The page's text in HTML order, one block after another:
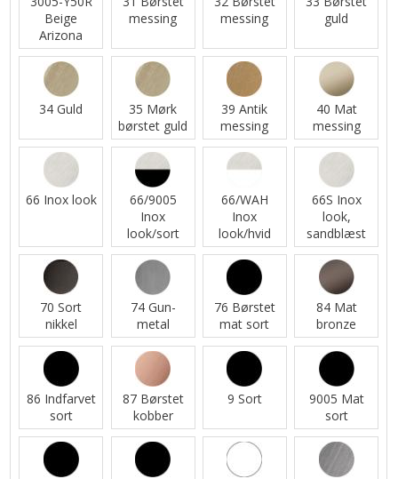
Beige
Arizona
messing
messing
guld
34 Guld
35 Mørk
børstet guld
39 Antik
messing
40 Mat
messing
66 Inox look
66/9005
Inox
look/sort
66/WAH
Inox
look/hvid
66S Inox
look,
sandblæst
70 Sort
nikkel
74 Gun-
metal
76 Børstet
mat sort
84 Mat
bronze
86 Indfarvet
sort
87 Børstet
kobber
9 Sort
9005 Mat
sort